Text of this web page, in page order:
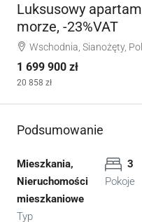
Luksusowy
morze, -23%VAT
Wschodnia, Sianożęty,
1 699 900 zł
20 858 zł
Podsumowanie
Mieszkania,
Nieruchomości
mieszkaniowe
Typ
3
Pokoje